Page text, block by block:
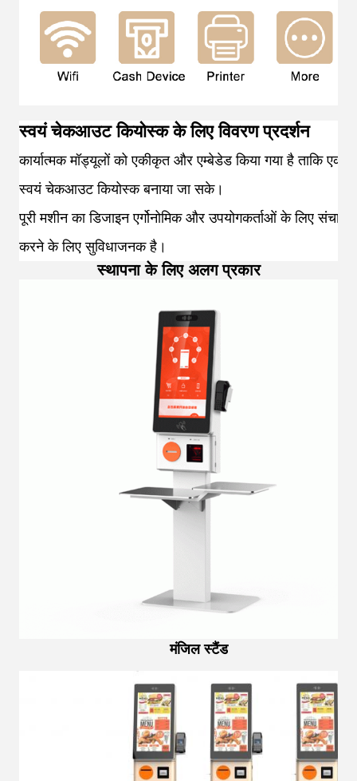
स्वयं चेकआउट कियोस्क के लिए विवरण प्रदर्शन
कार्यात्मक मॉड्यूलों को एकीकृत और एम्बेडेड किया गया है ताकि एक
स्वयं चेकआउट कियोस्क बनाया जा सके।
पूरी मशीन का डिजाइन एर्गोनोमिक और उपयोगकर्ताओं के लिए
करने के लिए सुविधाजनक है।
स्थापना के लिए अलग प्रकार
मंजिल स्टैंड